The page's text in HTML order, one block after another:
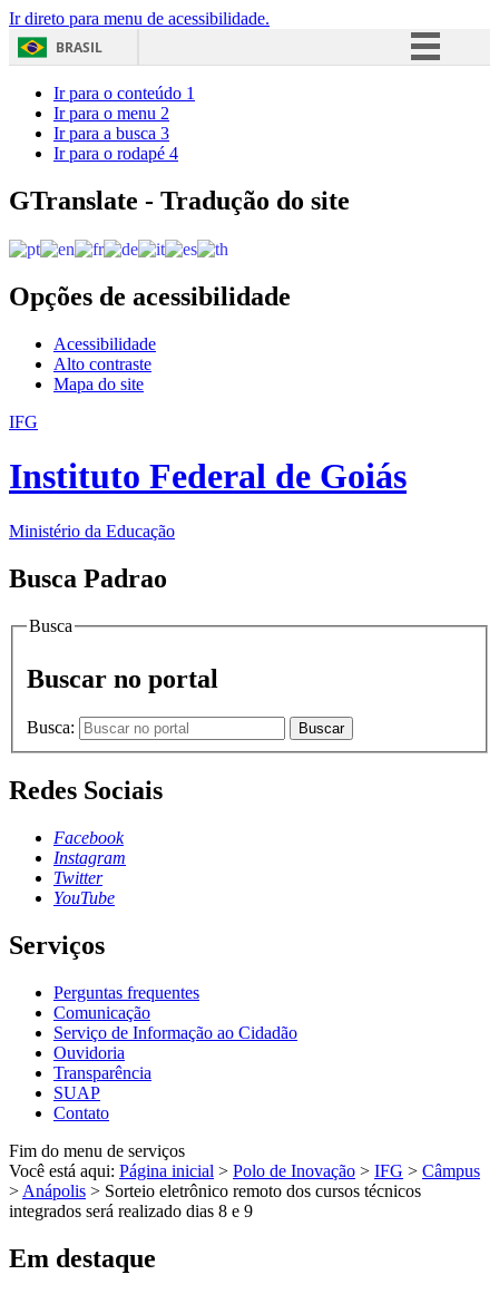
Ir direto para menu de acessibilidade.
BRASIL
Acesso à informação
Ir para o conteúdo 1
Ir para o menu 2
Ir para a busca 3
Ir para o rodapé 4
GTranslate - Tradução do site
Opções de acessibilidade
Acessibilidade
Alto contraste
Mapa do site
IFG
Instituto Federal de Goiás
Ministério da Educação
Busca Padrao
Busca
Buscar no portal
Busca: Buscar
Redes Sociais
Facebook
Instagram
Twitter
YouTube
Serviços
Perguntas frequentes
Comunicação
Serviço de Informação ao Cidadão
Ouvidoria
Transparência
SUAP
Contato
Fim do menu de serviços
Você está aqui: Página inicial > Polo de Inovação > IFG > Câmpus
> Anápolis > Sorteio eletrônico remoto dos cursos técnicos
integrados será realizado dias 8 e 9
Em destaque